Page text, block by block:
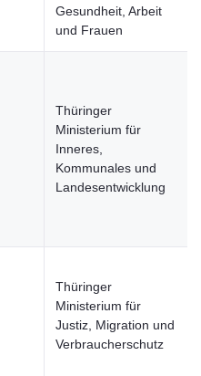
Gesundheit, Arbeit
und Frauen
Thüringer
Ministerium für
Inneres,
Kommunales und
Landesentwicklung
Thüringer
Ministerium für
Justiz, Migration und
Verbraucherschutz